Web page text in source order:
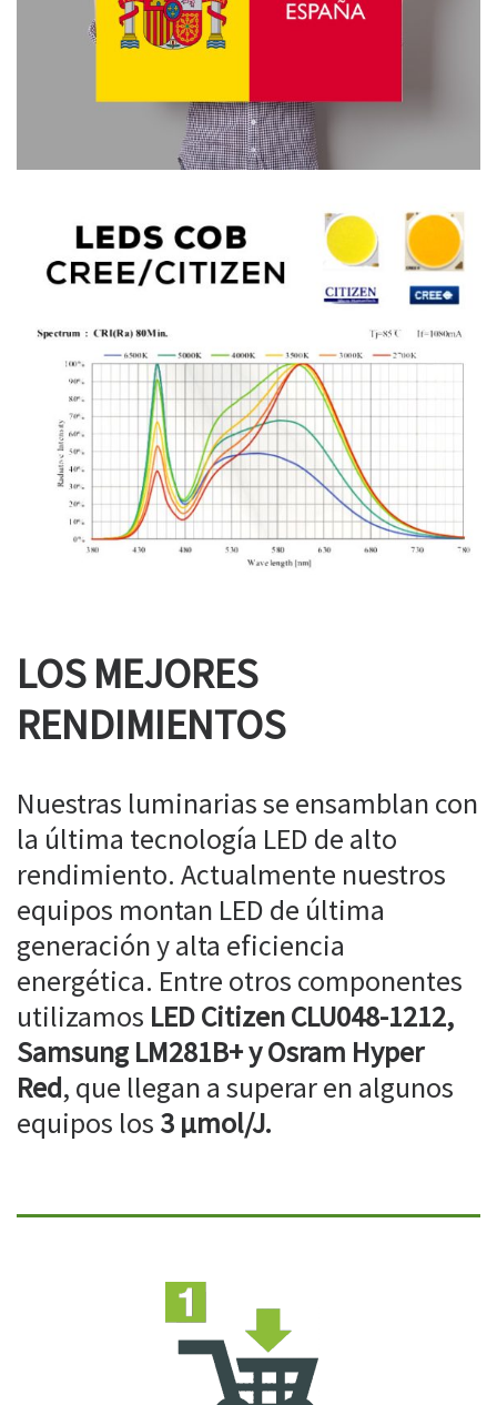
LOS MEJORES
RENDIMIENTOS
Nuestras luminarias se ensamblan con
la última tecnología LED de alto
rendimiento. Actualmente nuestros
equipos montan LED de última
generación y alta eficiencia
energética. Entre otros componentes
utilizamos LED Citizen CLU048-1212,
Samsung LM281B+ y Osram Hyper
Red, que llegan a superar en algunos
equipos los 3 µmol/J.